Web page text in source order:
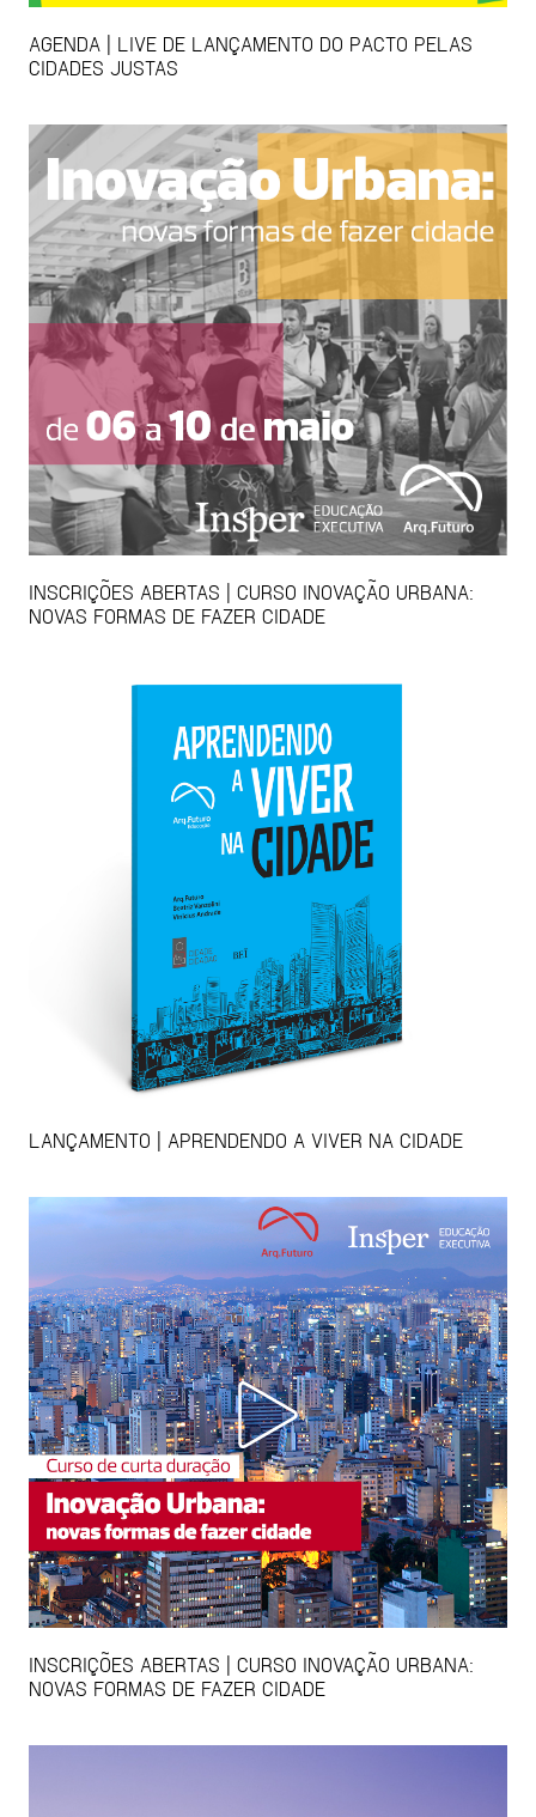
AGENDA | LIVE DE LANÇAMENTO DO PACTO PELAS
CIDADES JUSTAS
INSCRIÇÕES ABERTAS | CURSO INOVAÇÃO URBANA:
NOVAS FORMAS DE FAZER CIDADE
LANÇAMENTO | APRENDENDO A VIVER NA CIDADE
INSCRIÇÕES ABERTAS | CURSO INOVAÇÃO URBANA:
NOVAS FORMAS DE FAZER CIDADE